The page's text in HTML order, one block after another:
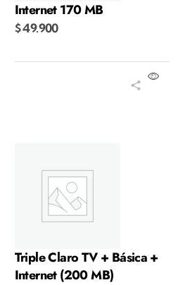
Internet 170 MB
$49.900
Triple Claro TV + Básica +
Internet (200 MB)